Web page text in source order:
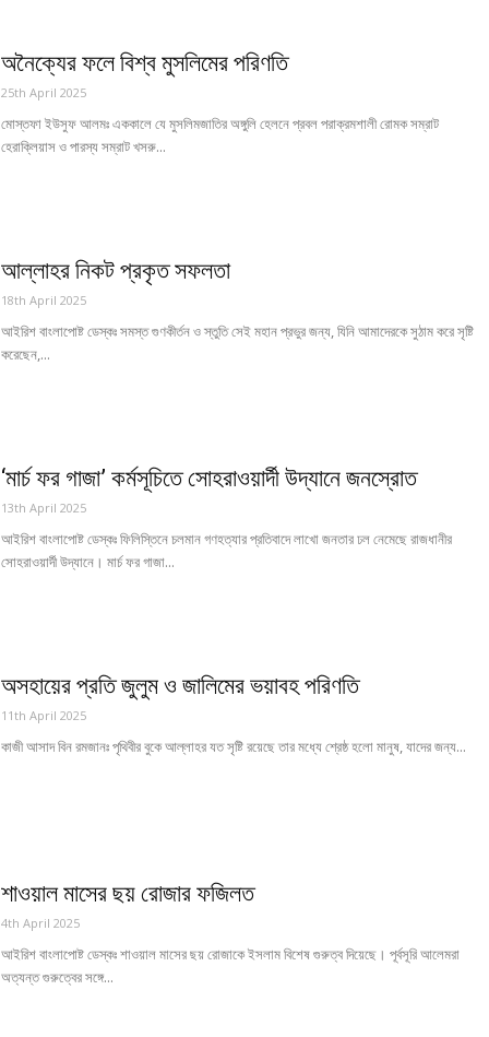
অনৈক্যের ফলে বিশ্ব মুসলিমের পরিণতি
25th April 2025
মোস্তফা ইউসুফ আলমঃ এককালে যে মুসলিমজাতির অঙ্গুলি হেলনে প্রবল পরাক্রমশালী রোমক সম্রাট
হেরাক্লিয়াস ও পারস্য সম্রাট খসরু...
আল্লাহর নিকট প্রকৃত সফলতা
18th April 2025
আইরিশ বাংলাপোষ্ট ডেস্কঃ সমস্ত গুণকীর্তন ও স্তুতি সেই মহান প্রভুর জন্য, যিনি আমাদেরকে সুঠাম করে সৃষ্টি
করেছেন,...
‘মার্চ ফর গাজা’ কর্মসূচিতে সোহরাওয়ার্দী উদ্যানে জনস্রোত
13th April 2025
আইরিশ বাংলাপোষ্ট ডেস্কঃ ফিলিস্তিনে চলমান গণহত্যার প্রতিবাদে লাখো জনতার ঢল নেমেছে রাজধানীর
সোহরাওয়ার্দী উদ্যানে। মার্চ ফর গাজা...
অসহায়ের প্রতি জুলুম ও জালিমের ভয়াবহ পরিণতি
11th April 2025
কাজী আসাদ বিন রমজানঃ পৃথিবীর বুকে আল্লাহর যত সৃষ্টি রয়েছে তার মধ্যে শ্রেষ্ঠ হলো মানুষ, যাদের জন্য...
শাওয়াল মাসের ছয় রোজার ফজিলত
4th April 2025
আইরিশ বাংলাপোষ্ট ডেস্কঃ শাওয়াল মাসের ছয় রোজাকে ইসলাম বিশেষ গুরুত্ব দিয়েছে। পূর্বসূরি আলেমরা
অত্যন্ত গুরুত্বের সঙ্গে...